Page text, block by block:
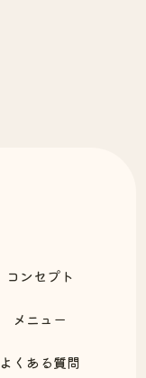
コンセプト
メニュー
よくある質問